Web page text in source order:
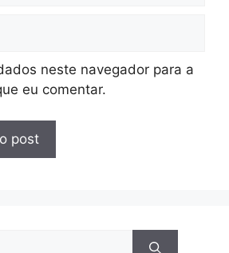
neste navegador para a
eu comentar.